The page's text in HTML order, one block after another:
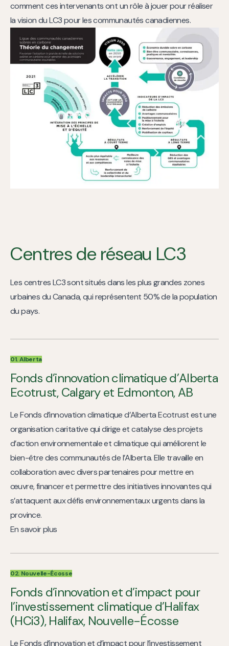
comment ces intervenants ont un rôle à jouer pour réaliser
la vision du LC3 pour les communautés canadiennes.
Centres de réseau LC3
Les centres LC3 sont situés dans les plus grandes zones
urbaines du Canada, qui représentent 50% de la population
du pays.
01. Alberta
Fonds d’innovation climatique d’Alberta
Ecotrust, Calgary et Edmonton, AB
Le Fonds d’innovation climatique d’Alberta Ecotrust est une
organisation caritative qui dirige et catalyse des projets
d’action environnementale et climatique qui améliorent le
bien-être des communautés de l’Alberta. Elle travaille en
collaboration avec divers partenaires pour mettre en
œuvre, financer et permettre des initiatives innovantes qui
s’attaquent aux défis environnementaux urgents dans la
province.
En savoir plus
02. Nouvelle-Écosse
Fonds d’innovation et d’impact pour
l’investissement climatique d’Halifax
(HCi3), Halifax, Nouvelle-Écosse
Le Fonds d’innovation et d’impact pour l’investissement